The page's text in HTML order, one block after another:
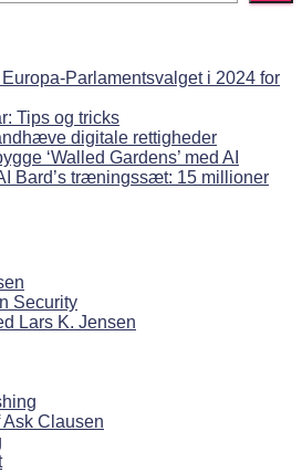
Parlamentsvalget i 2024 for
Tips og tricks
digitale rettigheder
‘Walled Gardens’ med AI
Bard’s træningssæt: 15 millioner
Security
Lars K. Jensen
Clausen